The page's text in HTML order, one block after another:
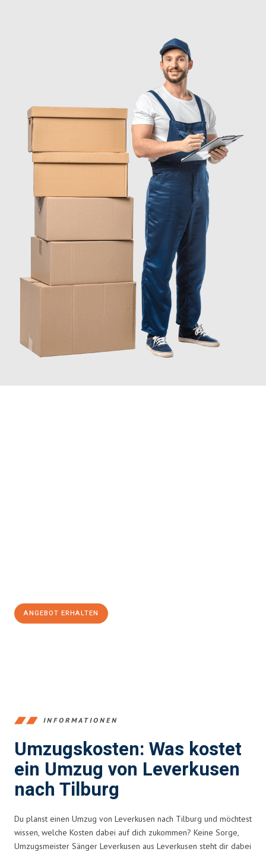
ANGEBOT ERHALTEN
INFORMATIONEN
Umzugskosten: Was kostet
ein Umzug von Leverkusen
nach Tilburg
Du planst einen Umzug von Leverkusen nach Tilburg und möchtest
wissen, welche Kosten dabei auf dich zukommen? Keine Sorge,
Umzugsmeister Sänger Leverkusen aus Leverkusen steht dir dabei